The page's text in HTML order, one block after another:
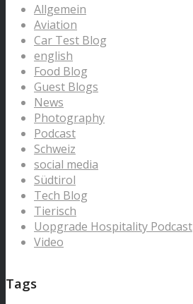
Allgemein
Aviation
Car Test Blog
english
Food Blog
Guest Blogs
News
Photography
Podcast
Schweiz
social media
Südtirol
Tech Blog
Tierisch
Uopgrade Hospitality Podcast
Video
Tags